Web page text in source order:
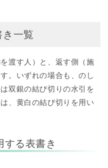
き一覧
渡す人）と、返す側（施
。いずれの場合も、のし
双銀の結び切りの水引を
、黄白の結び切りを用い
する表書き